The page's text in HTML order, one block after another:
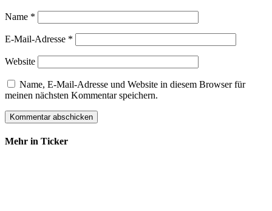
Name *
E-Mail-Adresse *
Website
Name, E-Mail-Adresse und Website in diesem Browser für
meinen nächsten Kommentar speichern.
Mehr in Ticker